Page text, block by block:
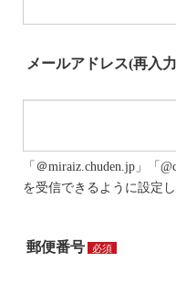
メールアドレス(再入
「＠miraiz.chuden.jp」「
を受信できるように設定し
郵便番号 必須